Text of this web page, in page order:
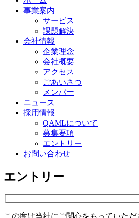
事業案内
サービス
課題解決
会社情報
企業理念
会社概要
アクセス
ごあいさつ
メンバー
ニュース
採用情報
QAMLについて
募集要項
エントリー
お問い合わせ
エントリー
この度は当社にご関心をもっていた